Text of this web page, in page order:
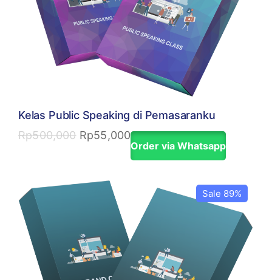
Kelas Public Speaking di Pemasaranku
Rp500,000 Rp55,000
Order via Whatsapp
Sale 89%